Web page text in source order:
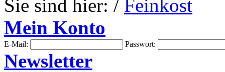
Sie sind hier: / Feinkost
Mein Konto
E-Mail: Passwort:
Newsletter